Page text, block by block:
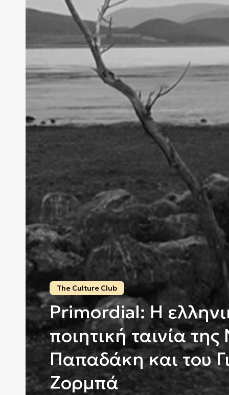
The Culture Club
Primordial: Η
ποιητική ταινία
Παπαδάκη και του
Ζορμπά